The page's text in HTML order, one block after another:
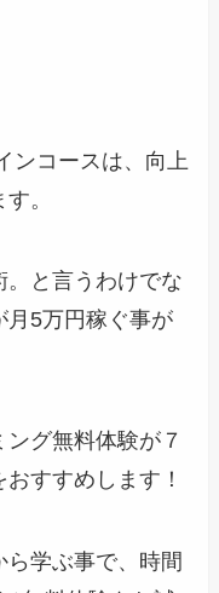
ンコースは、向上
。
と言うわけでな
月5万円稼ぐ事が
グ無料体験が７
すすめします！
学ぶ事で、時間